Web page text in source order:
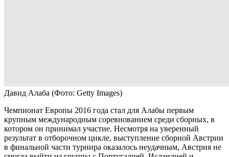
Давид Алаба (Фото: Getty Images)
Чемпионат Европы 2016 года стал для Алабы первым
крупным международным соревнованием среди сборных, в
котором он принимал участие. Несмотря на уверенный
результат в отборочном цикле, выступление сборной Австрии
в финальной части турнира оказалось неудачным, Австрия не